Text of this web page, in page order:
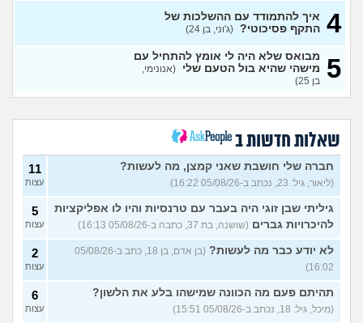
נקלעתי לעימות פיזי
(דורון,
נזכר במעשים מביכים מתקופה
רעה (אף_אחד, בן 29)
(אנונימי, בן 25)
הרס עצמי בזוגיות (ט אנונימית,
בת 23)
עצות
עדיין מוצצת אצבע כהרגעה,
מה ניתן לעשות?
(נרקיס, בת
30)
7
עצות
מסדר את ארון הילדות בבית
ההורים ומוצף בזכרונות. איך
להתמודד?
5
עצות
איך מפסיקים לפחד מזה שהזמן
עובר?
(אליזבת, בת 24)
9
עצות
4 איך להתמודד עם ההשלכות של
התקף פסיכוטי? (ג'וני, בן 24)
5
מבואס שלא היה לי אומץ להתחיל עם
מישהי שהיא בול הטעם שלי (אנונימי,
בן 25)
שאלות חדשות ב
חברה שלי חושבת שאני קמצן, מה לעשות?
(ליאור, גיל: 23, נכתב ב-05/08/26 16:22)
11
עצות
גיליתי שבן זוגי היה בעבר עם טרנסיות והיו לו אפליקציות
להיכרויות גברים (שושנה, בת 37, כתבה ב-05/08/26 16:13)
5
עצות
לא יודע כבר מה לעשות?
(בן אדם, בן 18, כתב ב-05/08/26
16:02)
2
עצות
תהיתם פעם מה הכוונה שמישהו בלע את הלשון?
(מיכל, גיל: 18, נכתב ב-05/08/26 15:51)
6
עצות